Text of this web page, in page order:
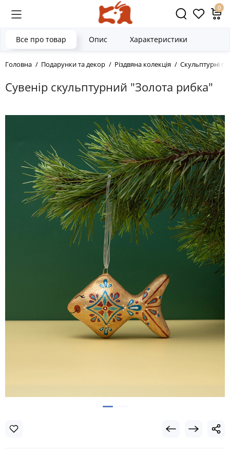
0
Головна Подарунки та декор Різдвяна колекція Скульптурні
Сувенір скульптурний "Золота рибка"
Все про товар Опис Характеристики